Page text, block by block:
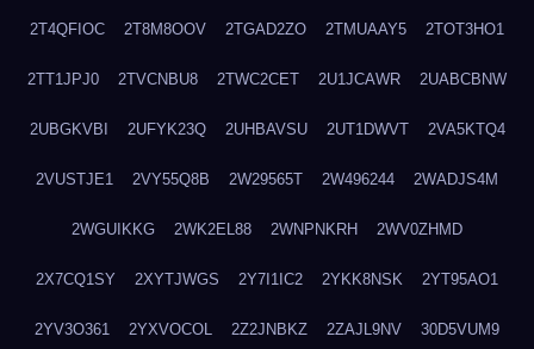
2T4QFIOC 2T8M8OOV 2TGAD2ZO 2TMUAAY5 2TOT3HO1
2TT1JPJ0 2TVCNBU8 2TWC2CET 2U1JCAWR 2UABCBNW
2UBGKVBI 2UFYK23Q 2UHBAVSU 2UT1DWVT 2VA5KTQ4
2VUSTJE1 2VY55Q8B 2W29565T 2W496244 2WADJS4M
2WGUIKKG 2WK2EL88 2WNPNKRH 2WV0ZHMD
2X7CQ1SY 2XYTJWGS 2Y7I1IC2 2YKK8NSK 2YT95AO1
2YV3O361 2YXVOCOL 2Z2JNBKZ 2ZAJL9NV 30D5VUM9